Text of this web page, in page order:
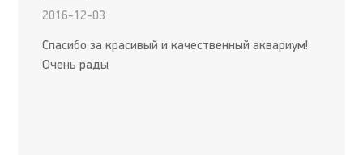
2016-12-03
Спасибо за красивый и качественный аквариум!
Очень рады